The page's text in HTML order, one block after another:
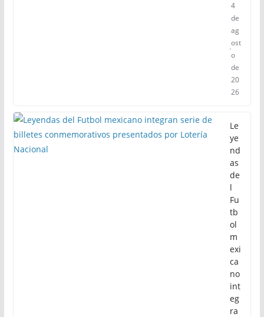
4
de
ag
ost
o
de
20
26
Le
ye
nd
as
de
l
Fu
tb
ol
m
exi
ca
no
int
eg
ra